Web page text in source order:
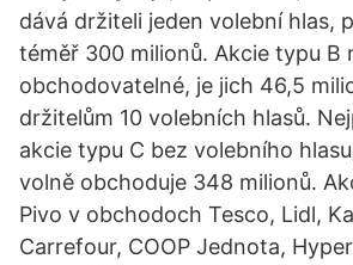
dává držiteli jeden volební hlas,
téměř 300 milionů. Akcie typu B
obchodovatelné, je jich 46,5
držitelům 10 volebních hlasů.
akcie typu C bez volebního
volně obchoduje 348 milionů.
Pivo v obchodoch Tesco, Lidl,
Carrefour, COOP Jednota,